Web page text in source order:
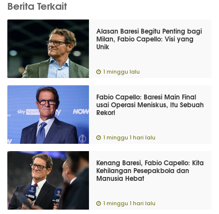
Berita Terkait
Alasan Baresi Begitu Penting bagi
Milan, Fabio Capello: Visi yang
Unik
1 minggu lalu
Fabio Capello: Baresi Main Final
usai Operasi Meniskus, Itu Sebuah
Rekor!
1 minggu 1 hari lalu
Kenang Baresi, Fabio Capello: Kita
Kehilangan Pesepakbola dan
Manusia Hebat
1 minggu 1 hari lalu